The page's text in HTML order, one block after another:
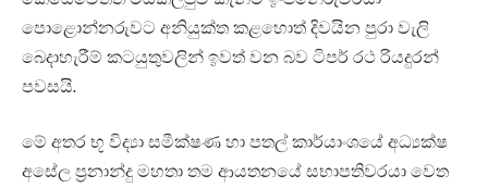
පොළොන්නරුවට අනියුක්ත කළහොත් දිවයින පුරා වැලි
බෙදාහැරීම් කටයුතුවලින් ඉවත් වන බව ටිපර් රථ රියදුරන්
පවසයි.
මේ අතර භූ විද්‍යා සමීක්ෂණ හා පතල් කාර්යාංශයේ අධ්‍යක්ෂ
අසේල ප්‍රනාන්දු මහතා තම ආයතනයේ සභාපතිවරයා වෙත